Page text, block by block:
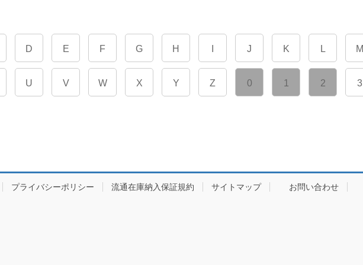
D E F G H J K L M
U V W X Y Z 0 1 2 3
プライバシーポリシー 流通在庫納入保証規約 サイトマップ お問い合わせ